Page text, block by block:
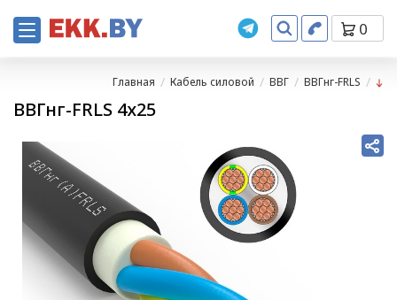
0
Главная Кабель силовой ВВГ ВВГнг-FRLS
ВВГнг-FRLS 4х25